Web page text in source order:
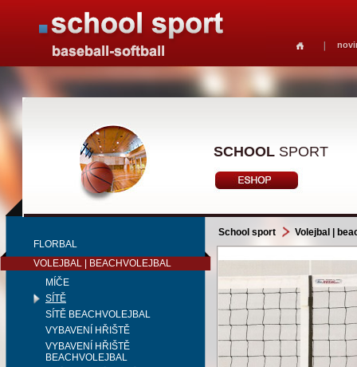
SCHOOL SPORT
FLORBAL
VOLEJBAL | BEACHVOLEJBAL
MÍČE
SÍTĚ
SÍTĚ BEACHVOLEJBAL
VYBAVENÍ HŘIŠTĚ
VYBAVENÍ HŘIŠTĚ
BEACHVOLEJBAL
School sport Volejbal |